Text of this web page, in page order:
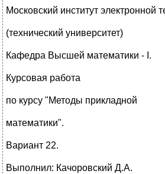
Московский институт электронной
(технический университет)
Кафедра Высшей математики - I.
Курсовая работа
по курсу "Методы прикладной
математики".
Вариант 22.
Выполнил: Качоровский Д.А.